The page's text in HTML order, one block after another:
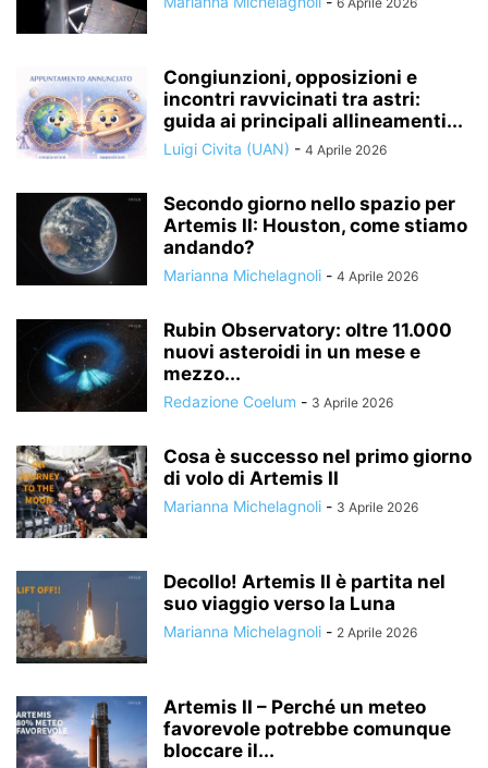
Congiunzioni, opposizioni e
incontri ravvicinati tra astri:
guida ai principali allineamenti...
Luigi Civita (UAN) - 4 Aprile 2026
Secondo giorno nello spazio per
Artemis II: Houston, come stiamo
andando?
Marianna Michelagnoli - 4 Aprile 2026
Rubin Observatory: oltre 11.000
nuovi asteroidi in un mese e
mezzo...
Redazione Coelum - 3 Aprile 2026
Cosa è successo nel primo giorno
di volo di Artemis II
Marianna Michelagnoli - 3 Aprile 2026
Decollo! Artemis II è partita nel
suo viaggio verso la Luna
Marianna Michelagnoli - 2 Aprile 2026
Artemis II – Perché un meteo
favorevole potrebbe comunque
bloccare il...